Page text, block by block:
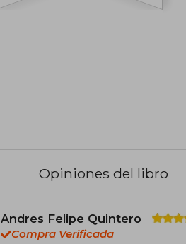
Opiniones del libro
Andres Felipe Quintero
Compra Verificada